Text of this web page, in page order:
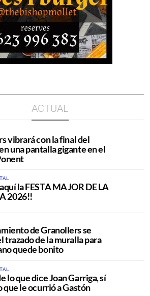
ACTUAL
vibrará con la final del
una pantalla gigante en el
la FESTA MAJOR DE LA
2026!!
de Granollers se
trazado de la muralla para
quede bonito
lo que dice Joan Garriga, sí
que le ocurrió a Gastón